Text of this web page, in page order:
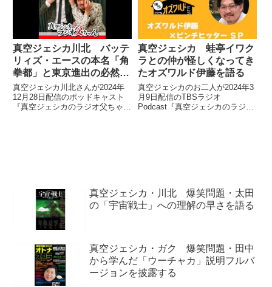
真空ジェシカ川北 バッテ
リィズ・エースの本名「角
拳都」と東京進出の必然性
を語る
真空ジェシカ川北さんが2024年
12月28日配信のポッドキャスト
『真空ジェシカのラジオ父ちゃ
真空ジェシカ 蛙亭イワク
ラとの仲が怪しくなってき
たオズワルド伊藤を語る
真空ジェシカのお二人が2024年3
月9日配信のTBSラジオ
Podcast『真空ジェシカのラジオ
真空ジェシカ・川北 爆笑問題・太田
の「宇宙戦士」への理解の早さを語る
真空ジェシカ・ガク 爆笑問題・田中
から学んだ「ウーチャカ」説明フルバ
ージョンを披露する